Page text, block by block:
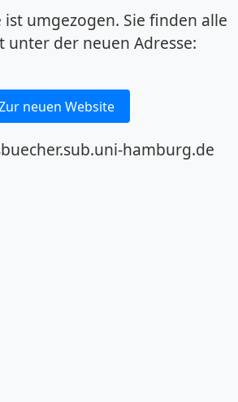
ist umgezogen. Sie finden alle
unter der neuen Adresse:
neuen Website
hamburg.de